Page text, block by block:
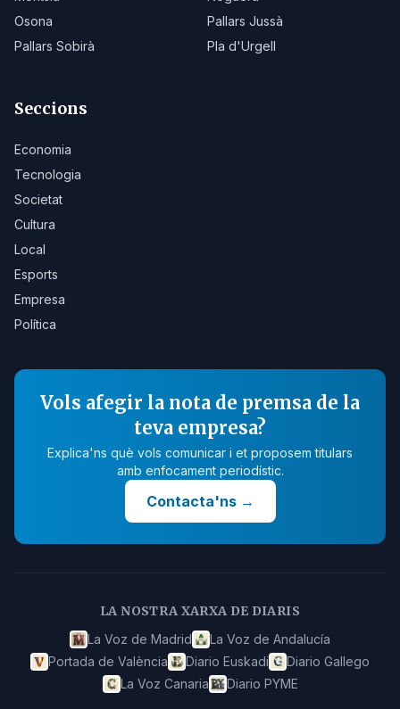
Osona
Pallars Jussà
Pallars Sobirà
Pla d'Urgell
Seccions
Economia
Tecnologia
Societat
Cultura
Local
Esports
Empresa
Política
Vols afegir la nota de premsa de la
teva empresa?
Explica'ns què vols comunicar i et proposem titulars
amb enfocament periodístic.
Contacta'ns→
LA NOSTRA XARXA DE DIARIS
La Voz de Madrid
La Voz de Andalucía
Portada de València
Diario Euskadi
Diario Gallego
La Voz Canaria
Diario PYME